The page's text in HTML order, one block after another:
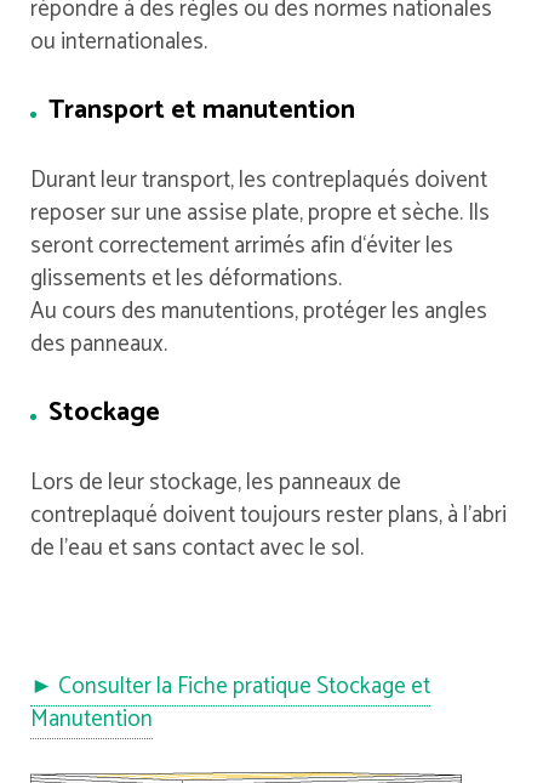
répondre à des règles ou des normes nationales
ou internationales.
Transport et manutention
Durant leur transport, les contreplaqués doivent
reposer sur une assise plate, propre et sèche. Ils
seront correctement arrimés afin d‘éviter les
glissements et les déformations.
Au cours des manutentions, protéger les angles
des panneaux.
Stockage
Lors de leur stockage, les panneaux de
contreplaqué doivent toujours rester plans, à l’abri
de l’eau et sans contact avec le sol.
► Consulter la Fiche pratique Stockage et
Manutention